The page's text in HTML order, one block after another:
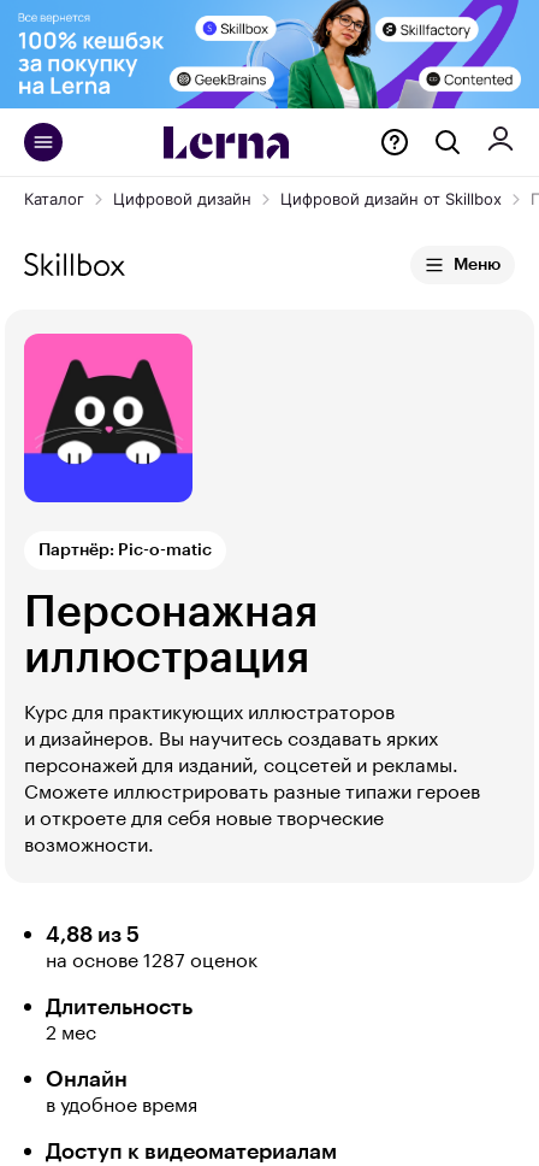
Каталог Цифровой дизайн Цифровой дизайн от Skillbox
Меню
Партнёр: Pic-o-matic
Персонажная
иллюстрация
Курс для практикующих иллюстраторов
и дизайнеров. Вы научитесь создавать ярких
персонажей для изданий, соцсетей и рекламы.
Сможете иллюстрировать разные типажи героев
и откроете для себя новые творческие
возможности.
4,88 из 5
на основе 1287 оценок
Длительность
2 мес
Онлайн
в удобное время
Доступ к видеоматериалам